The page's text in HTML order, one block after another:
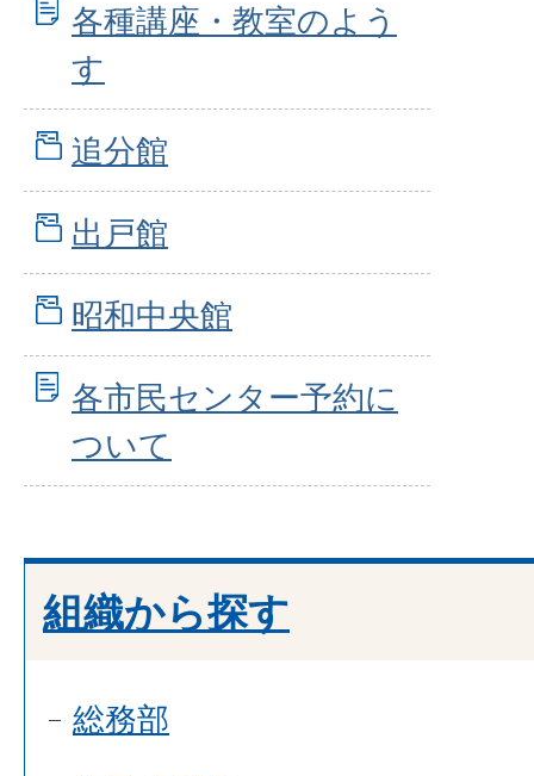
各種講座・教室のよう
す
追分館
出戸館
昭和中央館
各市民センター予約に
ついて
組織から探す
総務部